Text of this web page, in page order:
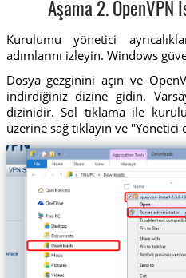
Aşama 2. OpenVPN
Kurulumu yönetici
adımlarını izleyin. Windows
Dosya gezginini açın ve
indirdiğiniz dizine gidin.
dizinidir. Sol tıklama ile
üzerine sağ tıklayın ve "Yönetici